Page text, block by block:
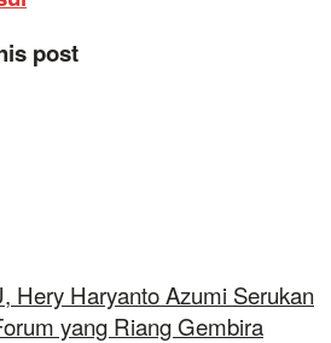
post
Hery Haryanto Azumi Serukan
yang Riang Gembira